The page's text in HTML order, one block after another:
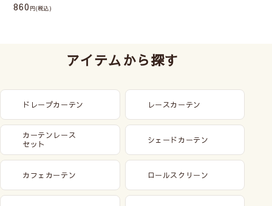
860 (税込)
アイテムから探す
ドレープカーテン レースカーテン
カーテンレース
セット
シェードカーテン
カフェカーテン ロールスクリーン